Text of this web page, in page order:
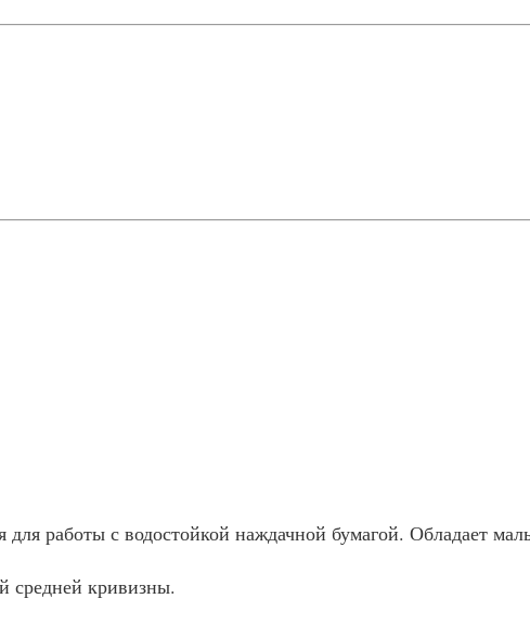
для работы с водостойкой наждачной бумагой. Обладает
средней кривизны.